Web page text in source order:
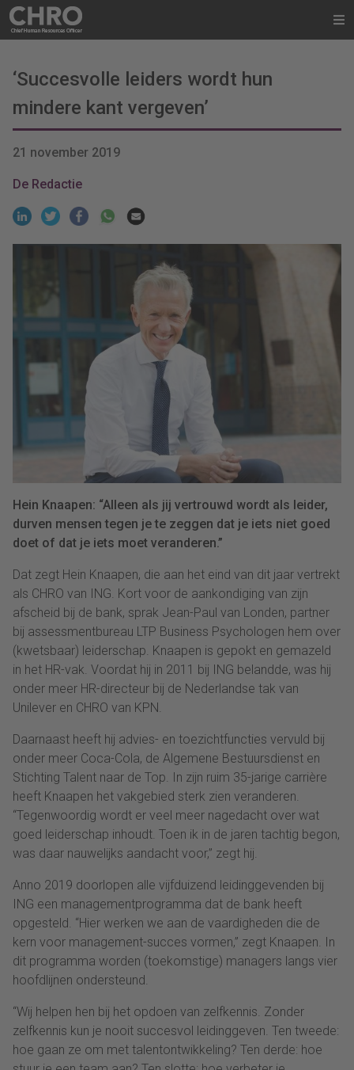
‘Succesvolle leiders wordt hun
mindere kant vergeven’
21 november 2019
De Redactie
Hein Knaapen: “Alleen als jij vertrouwd wordt als leider,
durven mensen tegen je te zeggen dat je iets niet goed
doet of dat je iets moet veranderen.”
Dat zegt Hein Knaapen, die aan het eind van dit jaar vertrekt
als CHRO van ING. Kort voor de aankondiging van zijn
afscheid bij de bank, sprak Jean-Paul van Londen, partner
bij assessmentbureau LTP Business Psychologen hem over
(kwetsbaar) leiderschap. Knaapen is gepokt en gemazeld
in het HR-vak. Voordat hij in 2011 bij ING belandde, was hij
onder meer HR-directeur bij de Nederlandse tak van
Unilever en CHRO van KPN.
Daarnaast heeft hij advies- en toezichtfuncties vervuld bij
onder meer Coca-Cola, de Algemene Bestuursdienst en
Stichting Talent naar de Top. In zijn ruim 35-jarige carrière
heeft Knaapen het vakgebied sterk zien veranderen.
“Tegenwoordig wordt er veel meer nagedacht over wat
goed leiderschap inhoudt. Toen ik in de jaren tachtig begon,
was daar nauwelijks aandacht voor,” zegt hij.
Anno 2019 doorlopen alle vijfduizend leidinggevenden bij
ING een managementprogramma dat de bank heeft
opgesteld. “Hier werken we aan de vaardigheden die de
kern voor management-succes vormen,” zegt Knaapen. In
dit programma worden (toekomstige) managers langs vier
hoofdlijnen ondersteund.
“Wij helpen hen bij het opdoen van zelfkennis. Zonder
zelfkennis kun je nooit succesvol leidinggeven. Ten tweede:
hoe gaan ze om met talentontwikkeling? Ten derde: hoe